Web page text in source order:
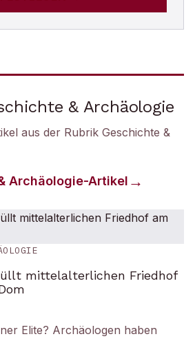
& Archäologie
aus der Rubrik Geschichte &
Archäologie-Artikel
mittelalterlichen Friedhof
Elite? Archäologen haben